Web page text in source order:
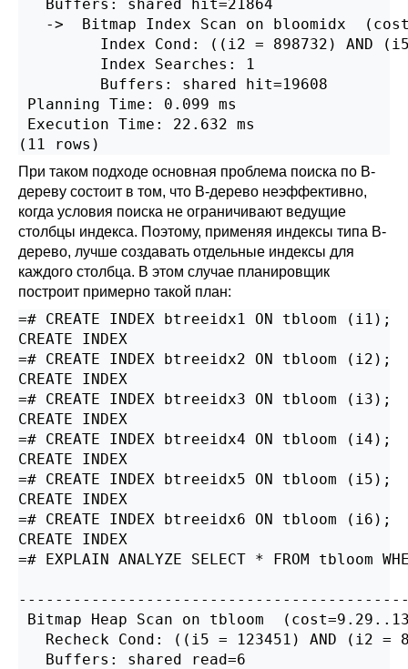
   Buffers: shared hit=21864
->  Bitmap Index Scan on bloomidx
Index Cond: ((i2 = 898732) AND
         Index Searches: 1
         Buffers: shared hit=19608
Planning Time: 0.099 ms
Execution Time: 22.632 ms
(11 rows)
При таком подходе основная проблема поиска по B-
дереву состоит в том, что B-дерево неэффективно,
когда условия поиска не ограничивают ведущие
столбцы индекса. Поэтому, применяя индексы типа B-
дерево, лучше создавать отдельные индексы для
каждого столбца. В этом случае планировщик
построит примерно такой план:
=# CREATE INDEX btreeidx1 ON tbloom (i1);
CREATE INDEX
=# CREATE INDEX btreeidx2 ON tbloom (i2);
CREATE INDEX
=# CREATE INDEX btreeidx3 ON tbloom (i3);
CREATE INDEX
=# CREATE INDEX btreeidx4 ON tbloom (i4);
CREATE INDEX
=# CREATE INDEX btreeidx5 ON tbloom (i5);
CREATE INDEX
=# CREATE INDEX btreeidx6 ON tbloom (i6);
CREATE INDEX
=# EXPLAIN ANALYZE SELECT * FROM tbloom
Bitmap Heap Scan on tbloom
Recheck Cond: ((i5 = 123451) AND (i2 =
   Buffers: shared read=6